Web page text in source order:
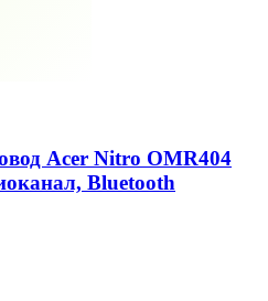
Acer Nitro OMR404
Bluetooth